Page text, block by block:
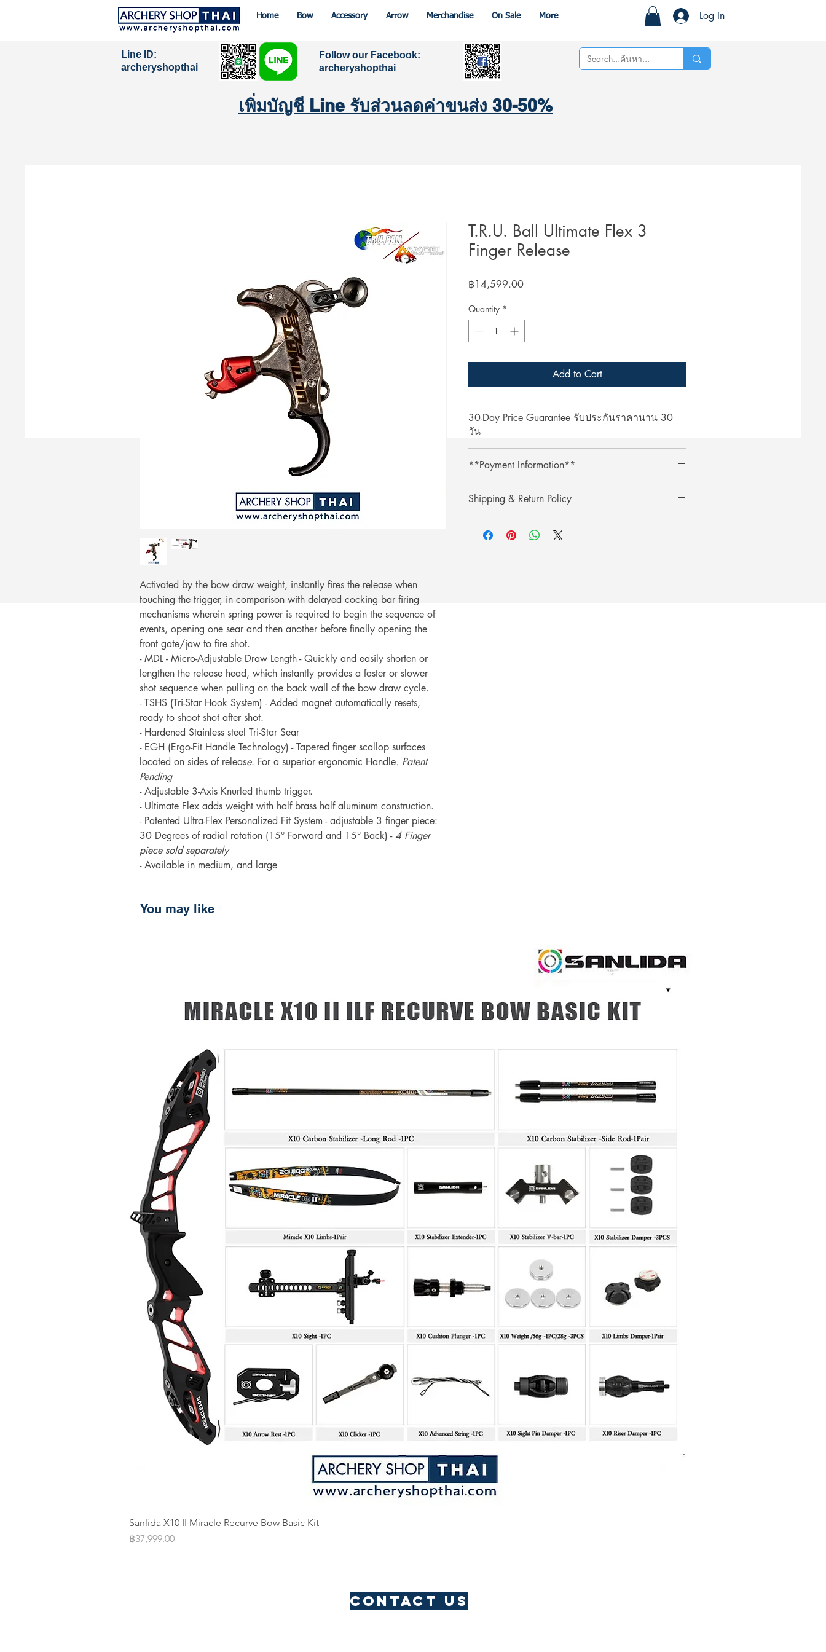
Home Bow Accessory Arrow Merchandise On Sale More Log In
Activated by the bow draw weight, instantly fires the release when
touching the trigger, in comparison with delayed cocking bar firing
mechanisms wherein spring power is required to begin the sequence of
events, opening one sear and then another before finally opening the
front gate/jaw to fire shot.
- MDL - Micro-Adjustable Draw Length - Quickly and easily shorten or
lengthen the release head, which instantly provides a faster or slower
shot sequence when pulling on the back wall of the bow draw cycle.
- TSHS (Tri-Star Hook System) - Added magnet automatically resets,
ready to shoot shot after shot.
- Hardened Stainless steel Tri-Star Sear
- EGH (Ergo-Fit Handle Technology) - Tapered finger scallop surfaces
located on sides of release. For a superior ergonomic Handle. Patent
Pending
- Adjustable 3-Axis Knurled thumb trigger.
- Ultimate Flex adds weight with half brass half aluminum construction.
- Patented Ultra-Flex Personalized Fit System - adjustable 3 finger piece:
30 Degrees of radial rotation (15° Forward and 15° Back) - 4 Finger
piece sold separately
- Available in medium, and large
T.R.U. Ball Ultimate Flex 3
Finger Release
฿14,599.00Price
Quantity *
Add to Cart
30-Day Price Guarantee รับประกันราคานาน 30
วัน
lower price on our website within 30 days of your
purchase, simply present your payment receipt, and we'll
refund the difference.
ช้อปที่ ArcheryShopThai อย่างมั่นใจ! หากพบว่าราคาสินค้า
**Payment Information**
processing fee.**
Shipping & Return Policy
การจัดส่งและการคืนสินค้า
You may like
Sanlida X10 II Miracle Recurve Bow Basic Kit
Price
฿37,999.00
Line ID:
archeryshopthai
Follow our Facebook:
archeryshopthai
เพิ่มบัญชี Line รับส่วนลดค่าขนส่ง 30-50%
Contact us